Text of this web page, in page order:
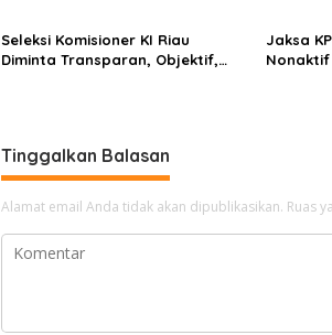
o
s
Seleksi Komisioner KI Riau
Diminta Transparan, Objektif,
Jaksa
Nonaktif
Tinggalkan Balasan
Alamat email Anda tidak akan dipublikasikan. Ruas